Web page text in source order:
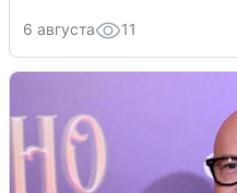
6 августа 11